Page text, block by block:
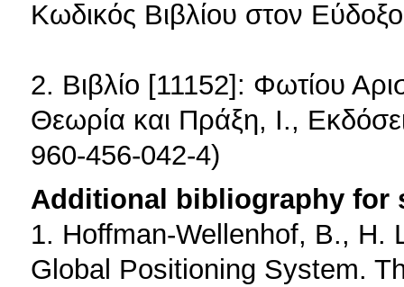
Κωδικός Βιβλίου στον
2. Βιβλίο [11152]: Φωτίου
Θεωρία και Πράξη, Ι.,
960-456-042-4)
Additional bibliography for
1. Hoffman-Wellenhof, B., H.
Global Positioning System.